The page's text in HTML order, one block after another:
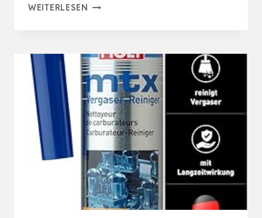
WEITERLESEN CCLIFE
14/19
TLG
WERKZEUG
MIT
STAHL
NYLON
BÜRSTEN
|
STAHLDRAHT